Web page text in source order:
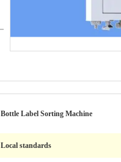
Bottle Label Sorting Machine
Local standards